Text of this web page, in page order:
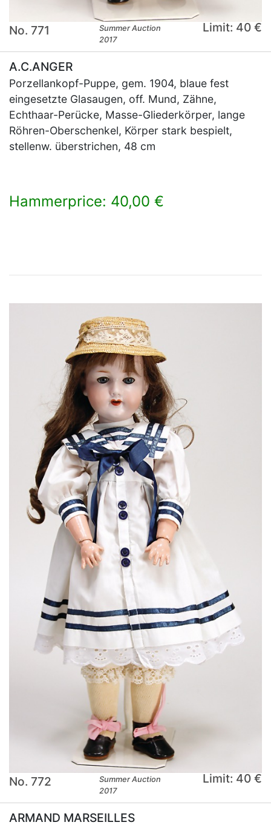
No. 771
Summer Auction
2017
Limit: 40 €
A.C.ANGER
Porzellankopf-Puppe, gem. 1904, blaue fest
eingesetzte Glasaugen, off. Mund, Zähne,
Echthaar-Perücke, Masse-Gliederkörper, lange
Röhren-Oberschenkel, Körper stark bespielt,
stellenw. überstrichen, 48 cm
Hammerprice: 40,00 €
No. 772
Summer Auction
2017
Limit: 40 €
ARMAND MARSEILLES